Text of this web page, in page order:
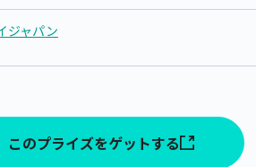
ジャパン
このプライズをゲットする